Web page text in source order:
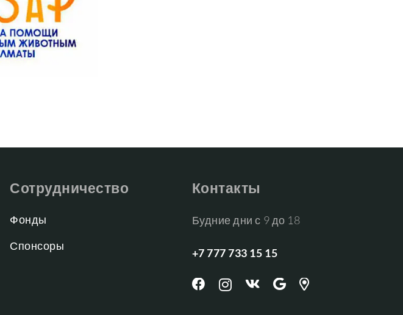
Сотрудничество
Фонды
Спонсоры
Контакты
Будние дни с 9 до 18
+7 777 733 15 15